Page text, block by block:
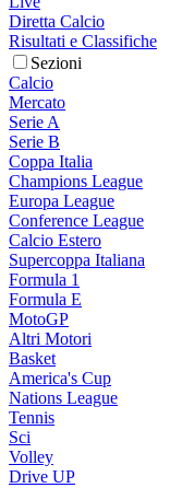
Diretta Calcio
Risultati e Classifiche
Sezioni
Calcio
Mercato
Serie A
Serie B
Coppa Italia
Champions League
Europa League
Conference League
Calcio Estero
Supercoppa Italiana
Formula 1
Formula E
MotoGP
Altri Motori
Basket
America's Cup
Nations League
Tennis
Sci
Volley
Drive UP